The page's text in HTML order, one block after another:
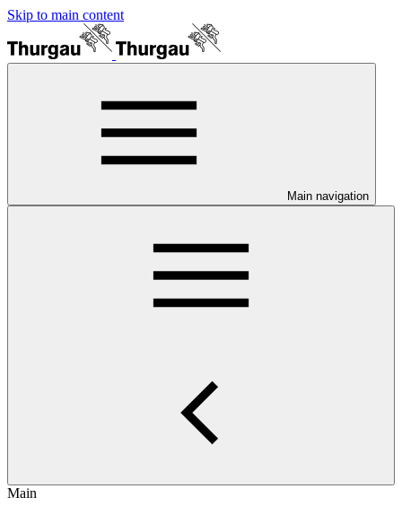
Skip to main content
Main navigation
Main